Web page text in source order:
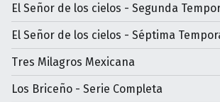
El Señor de los cielos - Segunda
El Señor de los cielos - Séptima
Tres Milagros Mexicana
Los Briceño - Serie Completa